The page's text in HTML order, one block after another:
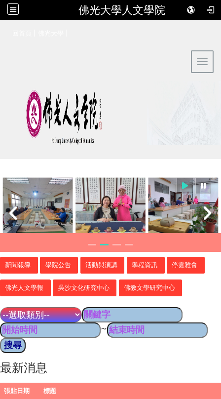
佛光大學人文學院
新聞報導 學院公告 活動與演講 學程資訊 停雲雅會
佛光人文學報 吳沙文化研究中心 佛教文學研究中心
~
最新消息
張貼日期 標題